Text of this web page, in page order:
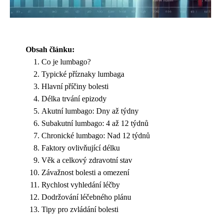
Obsah článku:
Co je lumbago?
Typické příznaky lumbaga
Hlavní příčiny bolesti
Délka trvání epizody
Akutní lumbago: Dny až týdny
Subakutní lumbago: 4 až 12 týdnů
Chronické lumbago: Nad 12 týdnů
Faktory ovlivňující délku
Věk a celkový zdravotní stav
Závažnost bolesti a omezení
Rychlost vyhledání léčby
Dodržování léčebného plánu
Tipy pro zvládání bolesti